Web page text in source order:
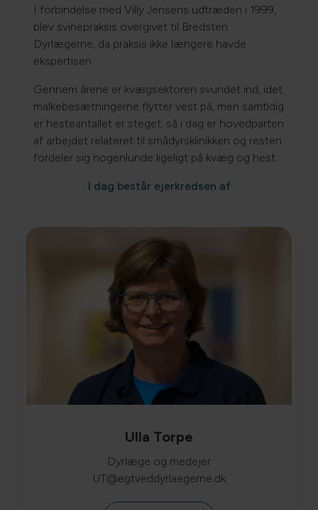
I forbindelse med Villy Jensens udtræden i 1999,
blev svinepraksis overgivet til Bredsten
Dyrlægerne, da praksis ikke længere havde
ekspertisen.
Gennem årene er kvægsektoren svundet ind, idet
malkebesætningerne flytter vest på, men samtidig
er hesteantallet er steget, så i dag er hovedparten
af arbejdet relateret til smådyrsklinikken og resten
fordeler sig nogenlunde ligeligt på kvæg og hest.
I dag består ejerkredsen af
Ulla Torpe
Dyrlæge og medejer
UT@egtveddyrlaegerne.dk